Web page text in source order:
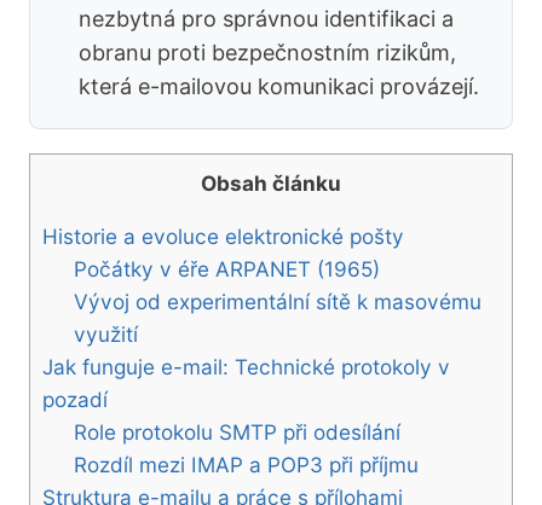
nezbytná pro správnou identifikaci a
obranu proti bezpečnostním rizikům,
která e-mailovou komunikaci provázejí.
Obsah článku
Historie a evoluce elektronické pošty
Počátky v éře ARPANET (1965)
Vývoj od experimentální sítě k masovému
využití
Jak funguje e-mail: Technické protokoly v
pozadí
Role protokolu SMTP při odesílání
Rozdíl mezi IMAP a POP3 při příjmu
Struktura e-mailu a práce s přílohami